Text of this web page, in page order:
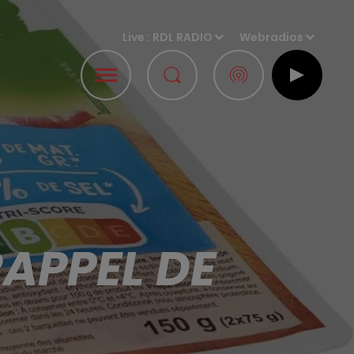
Live : RDL RADIO Webradios
DE